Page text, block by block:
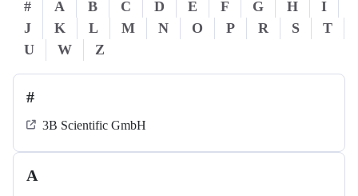
# A B C D E F G H
I
J
K L M N O P R S
T
U
W Z
#
3B Scientific GmbH
A